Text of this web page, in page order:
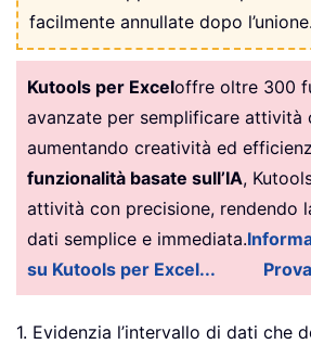
facilmente annullate dopo l’unione.
Kutools per Exceloffre oltre 300
avanzate per semplificare attività
aumentando creatività ed
funzionalità basate sull’IA,
attività con precisione, rendendo
dati semplice e immediata.
su Kutools per Excel...
1. Evidenzia l’intervallo di dati che